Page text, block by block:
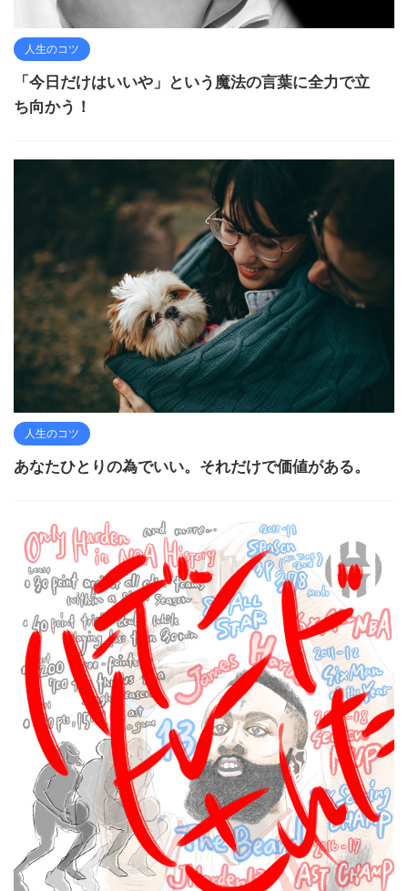
人生のコツ
「今日だけはいいや」という魔法の言葉に全力で立
ち向かう！
人生のコツ
あなたひとりの為でいい。それだけで価値がある。